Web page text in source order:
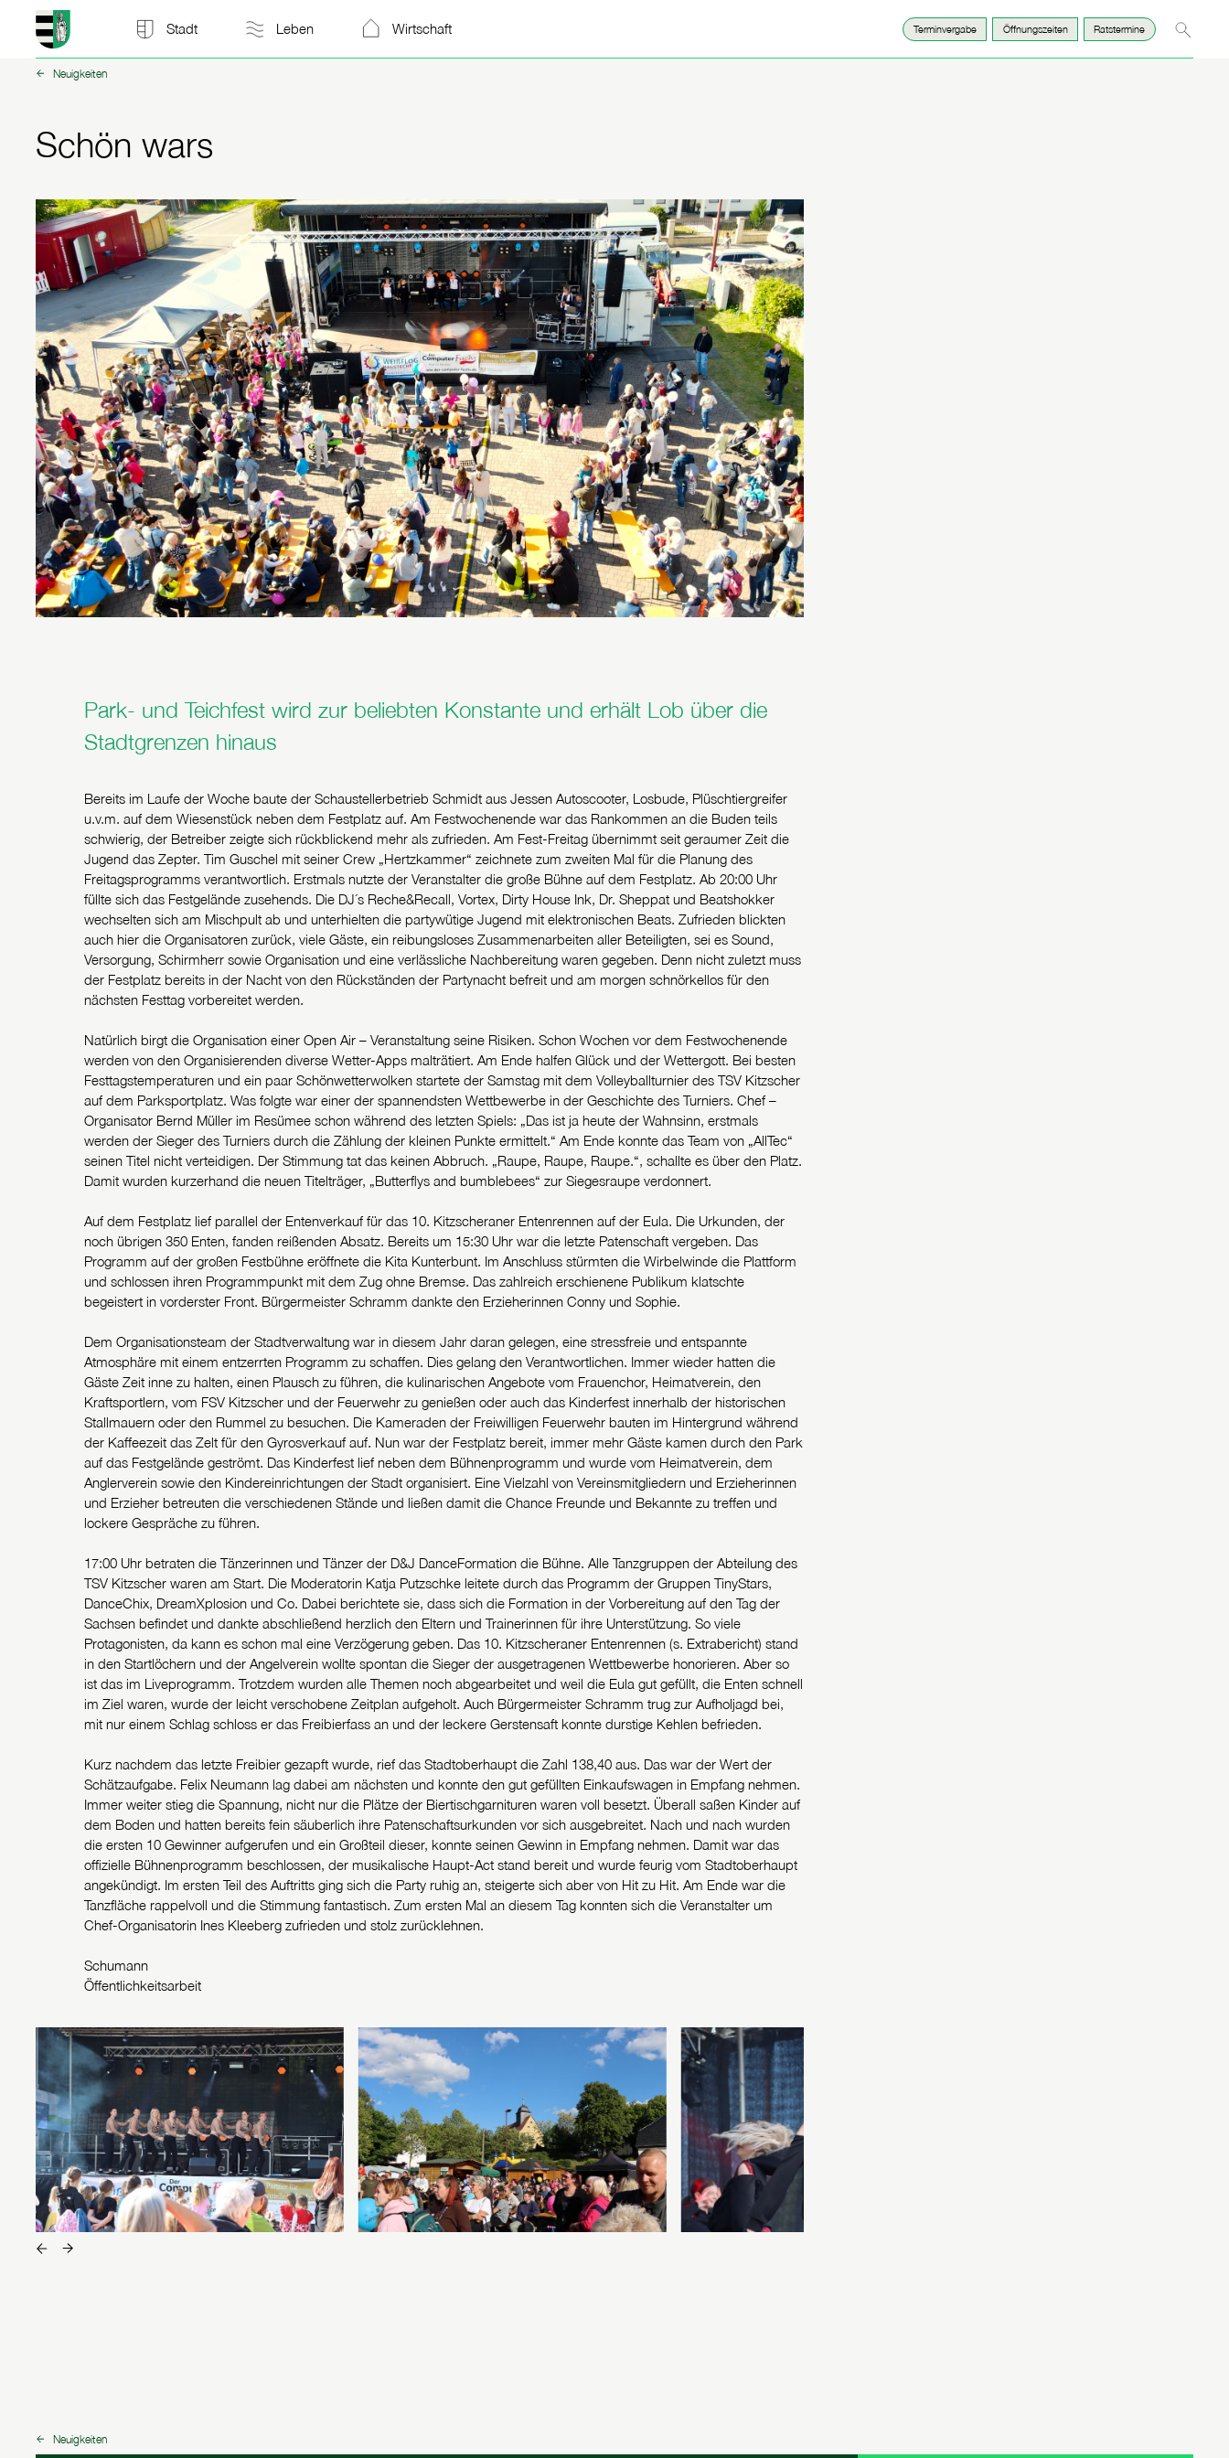
Stadt Kitzscher: zur Startseite
Stadt Leben Wirtschaft Terminvergabe Öffnungszeiten Ratstermine Suche
zurück zu:
Neuigkeiten
Schön wars
Park- und Teichfest wird zur beliebten Konstante und erhält Lob über die
Stadtgrenzen hinaus
Bereits im Laufe der Woche baute der Schaustellerbetrieb Schmidt aus Jessen Autoscooter, Losbude, Plüschtiergreifer
u.v.m. auf dem Wiesenstück neben dem Festplatz auf. Am Festwochenende war das Rankommen an die Buden teils
schwierig, der Betreiber zeigte sich rückblickend mehr als zufrieden. Am Fest-Freitag übernimmt seit geraumer Zeit die
Jugend das Zepter. Tim Guschel mit seiner Crew „Hertzkammer“ zeichnete zum zweiten Mal für die Planung des
Freitagsprogramms verantwortlich. Erstmals nutzte der Veranstalter die große Bühne auf dem Festplatz. Ab 20:00 Uhr
füllte sich das Festgelände zusehends. Die DJ´s Reche&Recall, Vortex, Dirty House Ink, Dr. Sheppat und Beatshokker
wechselten sich am Mischpult ab und unterhielten die partywütige Jugend mit elektronischen Beats. Zufrieden blickten
auch hier die Organisatoren zurück, viele Gäste, ein reibungsloses Zusammenarbeiten aller Beteiligten, sei es Sound,
Versorgung, Schirmherr sowie Organisation und eine verlässliche Nachbereitung waren gegeben. Denn nicht zuletzt muss
der Festplatz bereits in der Nacht von den Rückständen der Partynacht befreit und am morgen schnörkellos für den
nächsten Festtag vorbereitet werden.
Natürlich birgt die Organisation einer Open Air – Veranstaltung seine Risiken. Schon Wochen vor dem Festwochenende
werden von den Organisierenden diverse Wetter-Apps malträtiert. Am Ende halfen Glück und der Wettergott. Bei besten
Festtagstemperaturen und ein paar Schönwetterwolken startete der Samstag mit dem Volleyballturnier des TSV Kitzscher
auf dem Parksportplatz. Was folgte war einer der spannendsten Wettbewerbe in der Geschichte des Turniers. Chef –
Organisator Bernd Müller im Resümee schon während des letzten Spiels: „Das ist ja heute der Wahnsinn, erstmals
werden der Sieger des Turniers durch die Zählung der kleinen Punkte ermittelt.“ Am Ende konnte das Team von „AllTec“
seinen Titel nicht verteidigen. Der Stimmung tat das keinen Abbruch. „Raupe, Raupe, Raupe.“, schallte es über den Platz.
Damit wurden kurzerhand die neuen Titelträger, „Butterflys and bumblebees“ zur Siegesraupe verdonnert.
Auf dem Festplatz lief parallel der Entenverkauf für das 10. Kitzscheraner Entenrennen auf der Eula. Die Urkunden, der
noch übrigen 350 Enten, fanden reißenden Absatz. Bereits um 15:30 Uhr war die letzte Patenschaft vergeben. Das
Programm auf der großen Festbühne eröffnete die Kita Kunterbunt. Im Anschluss stürmten die Wirbelwinde die Plattform
und schlossen ihren Programmpunkt mit dem Zug ohne Bremse. Das zahlreich erschienene Publikum klatschte
begeistert in vorderster Front. Bürgermeister Schramm dankte den Erzieherinnen Conny und Sophie.
Dem Organisationsteam der Stadtverwaltung war in diesem Jahr daran gelegen, eine stressfreie und entspannte
Atmosphäre mit einem entzerrten Programm zu schaffen. Dies gelang den Verantwortlichen. Immer wieder hatten die
Gäste Zeit inne zu halten, einen Plausch zu führen, die kulinarischen Angebote vom Frauenchor, Heimatverein, den
Kraftsportlern, vom FSV Kitzscher und der Feuerwehr zu genießen oder auch das Kinderfest innerhalb der historischen
Stallmauern oder den Rummel zu besuchen. Die Kameraden der Freiwilligen Feuerwehr bauten im Hintergrund während
der Kaffeezeit das Zelt für den Gyrosverkauf auf. Nun war der Festplatz bereit, immer mehr Gäste kamen durch den Park
auf das Festgelände geströmt. Das Kinderfest lief neben dem Bühnenprogramm und wurde vom Heimatverein, dem
Anglerverein sowie den Kindereinrichtungen der Stadt organisiert. Eine Vielzahl von Vereinsmitgliedern und Erzieherinnen
und Erzieher betreuten die verschiedenen Stände und ließen damit die Chance Freunde und Bekannte zu treffen und
lockere Gespräche zu führen.
17:00 Uhr betraten die Tänzerinnen und Tänzer der D&J DanceFormation die Bühne. Alle Tanzgruppen der Abteilung des
TSV Kitzscher waren am Start. Die Moderatorin Katja Putzschke leitete durch das Programm der Gruppen TinyStars,
DanceChix, DreamXplosion und Co. Dabei berichtete sie, dass sich die Formation in der Vorbereitung auf den Tag der
Sachsen befindet und dankte abschließend herzlich den Eltern und Trainerinnen für ihre Unterstützung. So viele
Protagonisten, da kann es schon mal eine Verzögerung geben. Das 10. Kitzscheraner Entenrennen (s. Extrabericht) stand
in den Startlöchern und der Angelverein wollte spontan die Sieger der ausgetragenen Wettbewerbe honorieren. Aber so
ist das im Liveprogramm. Trotzdem wurden alle Themen noch abgearbeitet und weil die Eula gut gefüllt, die Enten schnell
im Ziel waren, wurde der leicht verschobene Zeitplan aufgeholt. Auch Bürgermeister Schramm trug zur Aufholjagd bei,
mit nur einem Schlag schloss er das Freibierfass an und der leckere Gerstensaft konnte durstige Kehlen befrieden.
Kurz nachdem das letzte Freibier gezapft wurde, rief das Stadtoberhaupt die Zahl 138,40 aus. Das war der Wert der
Schätzaufgabe. Felix Neumann lag dabei am nächsten und konnte den gut gefüllten Einkaufswagen in Empfang nehmen.
Immer weiter stieg die Spannung, nicht nur die Plätze der Biertischgarnituren waren voll besetzt. Überall saßen Kinder auf
dem Boden und hatten bereits fein säuberlich ihre Patenschaftsurkunden vor sich ausgebreitet. Nach und nach wurden
die ersten 10 Gewinner aufgerufen und ein Großteil dieser, konnte seinen Gewinn in Empfang nehmen. Damit war das
offizielle Bühnenprogramm beschlossen, der musikalische Haupt-Act stand bereit und wurde feurig vom Stadtoberhaupt
angekündigt. Im ersten Teil des Auftritts ging sich die Party ruhig an, steigerte sich aber von Hit zu Hit. Am Ende war die
Tanzfläche rappelvoll und die Stimmung fantastisch. Zum ersten Mal an diesem Tag konnten sich die Veranstalter um
Chef-Organisatorin Ines Kleeberg zufrieden und stolz zurücklehnen.
Schumann
Öffentlichkeitsarbeit
ein Bild zurück
ein Bild weiter vor
zurück zu:
Neuigkeiten